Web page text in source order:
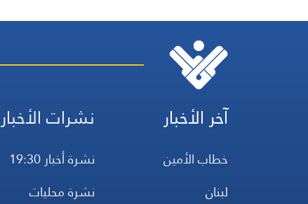
آخر الأخبار
خطاب الأمين
لبنان
نشرات الأخبار
نشرة أخبار 19:30
نشرة محليات